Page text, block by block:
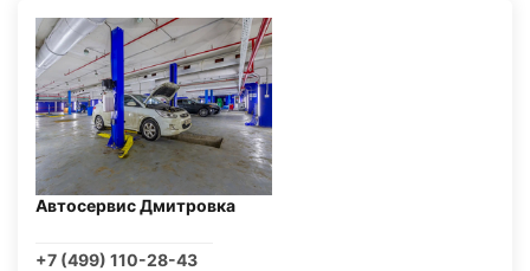
Автосервис Дмитровка
+7 (499) 110-28-43